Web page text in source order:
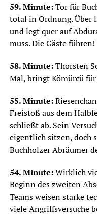
59. Minute:Tor für
total in Ordnung. Über
und legt quer auf
muss. Die Gäste führen!
58. Minute:Thorsten
Mal, bringt Kömürcü
55. Minute:
Freistoß aus dem
schließt ab. Sein
eigentlich sitzen, doch
Buchholzer Abräumer
54. Minute:Wirklich
Beginn des zweiten
Teams weisen starke
viele Angriffsversuche